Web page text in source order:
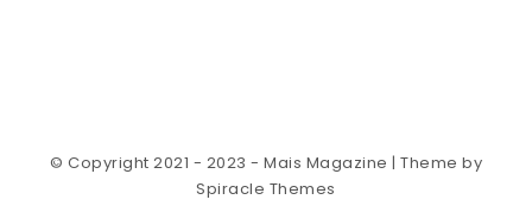
© Copyright 2021 - 2023 - Mais Magazine | Theme by
Spiracle Themes